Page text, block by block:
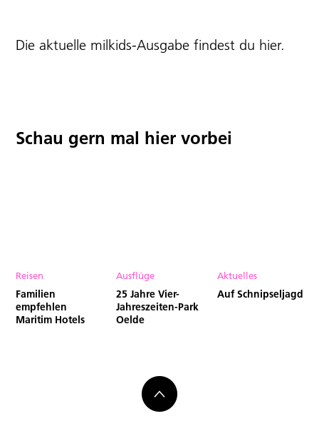
Die aktuelle milkids-Ausgabe findest du hier.
Schau gern mal hier vorbei
Reisen
Familien
empfehlen
Maritim Hotels
Ausflüge
25 Jahre Vier-
Jahreszeiten-Park
Oelde
Aktuelles
Auf Schnipseljagd